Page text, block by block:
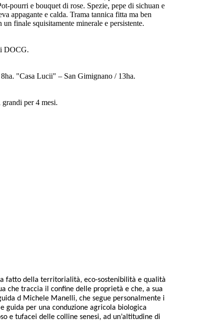
pourri e bouquet di rose. Spezie, pepe di sichuan e
appagante e calda. Trama tannica fitta ma ben
finale squisitamente minerale e persistente.
DOCG.
"Casa Lucii" – San Gimignano / 13ha.
per 4 mesi.
fatto della territorialità, eco-sostenibilità e qualità
che traccia il confine delle proprietà e che, a sua
d Michele Manelli, che segue personalmente i
guida per una conduzione agricola biologica
e tufacei delle colline senesi, ad un’altitudine di